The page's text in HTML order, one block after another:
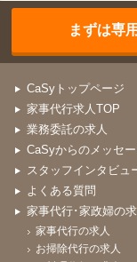
まずは専
CaSyトップページ
家事代行求人TOP
業務委託の求人
CaSyからのメッセ
スタッフインタビュ
よくある質問
家事代行･家政婦の
家事代行の求人
お掃除代行の求人